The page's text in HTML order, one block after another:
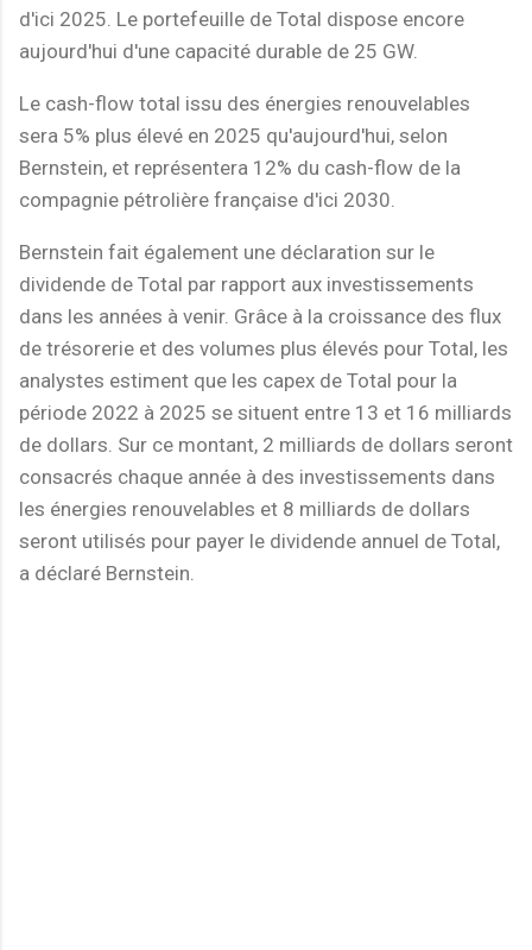
d'ici 2025. Le portefeuille de Total dispose encore
aujourd'hui d'une capacité durable de 25 GW.
Le cash-flow total issu des énergies renouvelables
sera 5% plus élevé en 2025 qu'aujourd'hui, selon
Bernstein, et représentera 12% du cash-flow de la
compagnie pétrolière française d'ici 2030.
Bernstein fait également une déclaration sur le
dividende de Total par rapport aux investissements
dans les années à venir. Grâce à la croissance des flux
de trésorerie et des volumes plus élevés pour Total, les
analystes estiment que les capex de Total pour la
période 2022 à 2025 se situent entre 13 et 16 milliards
de dollars. Sur ce montant, 2 milliards de dollars seront
consacrés chaque année à des investissements dans
les énergies renouvelables et 8 milliards de dollars
seront utilisés pour payer le dividende annuel de Total,
a déclaré Bernstein.